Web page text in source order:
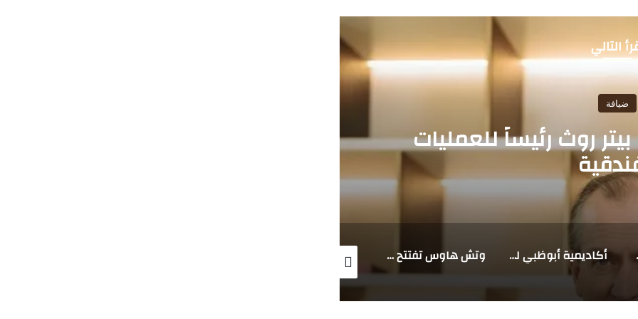
التالي
ضيافة
روث رئيساً للعمليات
ورأس الخيمة أكاديمية أبوظبي للضيافة – لي روش توقع مذكرة تفاهم مع “والدورف أستوريا مركز دبي المالي العالمي” لتعزيز تدريب الكفاءات في قطاع الضيافة وتش هاوس تفتتح أول وجهة دائمة لها في أبوظبي وتقدم تجربة القهوة العصرية إلى العاصمة